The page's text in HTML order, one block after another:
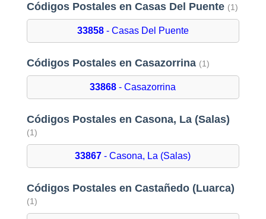
Códigos Postales en Casas Del Puente (1)
33858- Casas Del Puente
Códigos Postales en Casazorrina (1)
33868 - Casazorrina
Códigos Postales en Casona, La (Salas)
(1)
33867 - Casona, La (Salas)
Códigos Postales en Castañedo (Luarca)
(1)